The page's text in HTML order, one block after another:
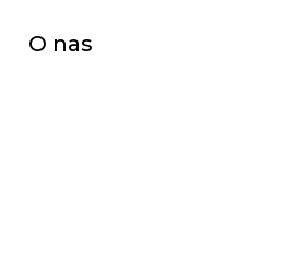
O nas